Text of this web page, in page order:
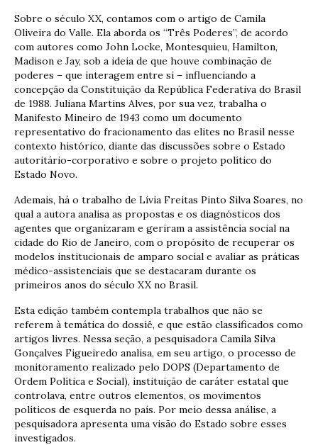
Sobre o século XX, contamos com o artigo de Camila
Oliveira do Valle. Ela aborda os “Três Poderes”, de acordo
com autores como John Locke, Montesquieu, Hamilton,
Madison e Jay, sob a ideia de que houve combinação de
poderes – que interagem entre si – influenciando a
concepção da Constituição da República Federativa do Brasil
de 1988. Juliana Martins Alves, por sua vez, trabalha o
Manifesto Mineiro de 1943 como um documento
representativo do fracionamento das elites no Brasil nesse
contexto histórico, diante das discussões sobre o Estado
autoritário-corporativo e sobre o projeto político do
Estado Novo.
Ademais, há o trabalho de Lívia Freitas Pinto Silva Soares, no
qual a autora analisa as propostas e os diagnósticos dos
agentes que organizaram e geriram a assistência social na
cidade do Rio de Janeiro, com o propósito de recuperar os
modelos institucionais de amparo social e avaliar as práticas
médico-assistenciais que se destacaram durante os
primeiros anos do século XX no Brasil.
Esta edição também contempla trabalhos que não se
referem à temática do dossiê, e que estão classificados como
artigos livres. Nessa seção, a pesquisadora Camila Silva
Gonçalves Figueiredo analisa, em seu artigo, o processo de
monitoramento realizado pelo DOPS (Departamento de
Ordem Política e Social), instituição de caráter estatal que
controlava, entre outros elementos, os movimentos
políticos de esquerda no país. Por meio dessa análise, a
pesquisadora apresenta uma visão do Estado sobre esses
investigados.